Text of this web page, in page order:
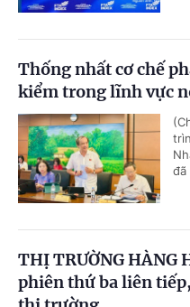
Thống nhất cơ chế
kiểm trong lĩnh vực
đã
THỊ TRƯỜNG
phiên thứ ba liên